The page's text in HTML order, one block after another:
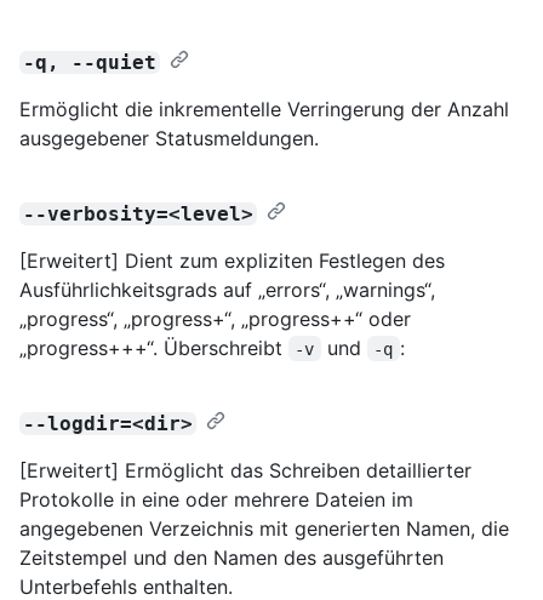
-q, --quiet
Ermöglicht die inkrementelle Verringerung der Anzahl
ausgegebener Statusmeldungen.
--verbosity=<level>
[Erweitert] Dient zum expliziten Festlegen des
Ausführlichkeitsgrads auf „errors“, „warnings“,
„progress“, „progress+“, „progress++“ oder
„progress+++“. Überschreibt
-v und -q :
--logdir=<dir>
[Erweitert] Ermöglicht das Schreiben detaillierter
Protokolle in eine oder mehrere Dateien im
angegebenen Verzeichnis mit generierten Namen, die
Zeitstempel und den Namen des ausgeführten
Unterbefehls enthalten.